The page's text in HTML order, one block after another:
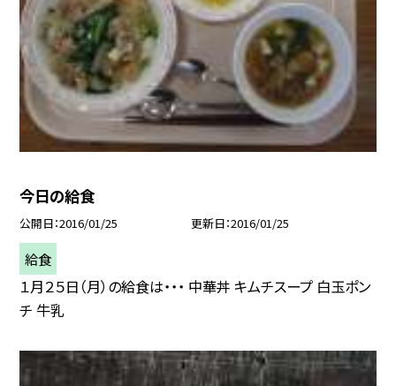
今日の給食
公開日 2016/01/25 更新日 2016/01/25
給食
１月２５日（月）の給食は・・・ 中華丼 キムチスープ 白玉ポン
チ 牛乳